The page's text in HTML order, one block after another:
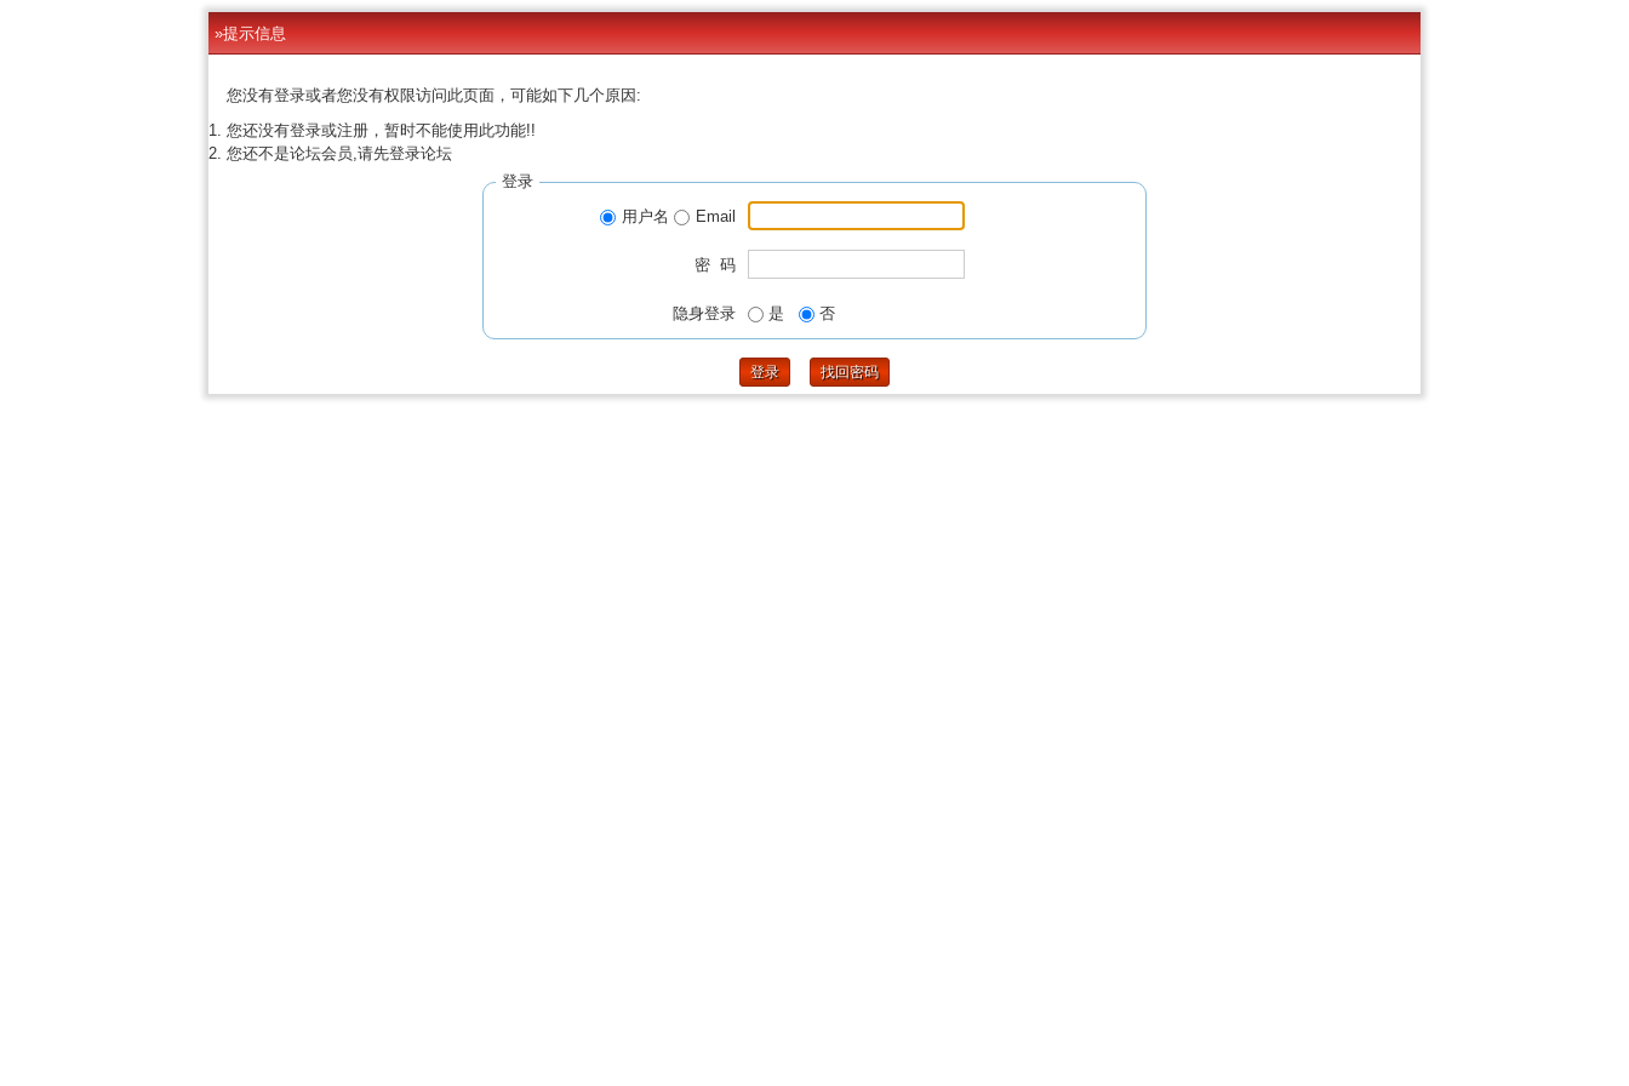
»提示信息
您没有登录或者您没有权限访问此页面，可能如下几个原因:
您还没有登录或注册，暂时不能使用此功能!!
您还不是论坛会员,请先登录论坛
登录
用户名
Email
密 码
隐身登录 是 否